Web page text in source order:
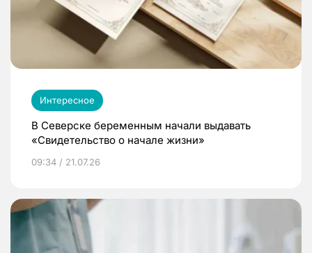
Интересное
В Северске беременным начали выдавать
«Свидетельство о начале жизни»
09:34 / 21.07.26